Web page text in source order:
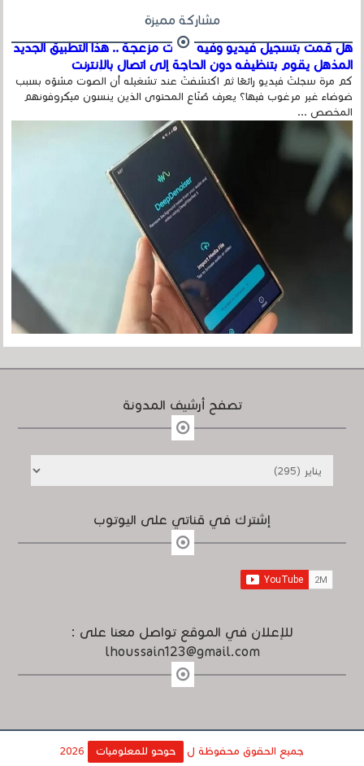
مشاركة مميزة
هل قمت بتسجيل فيديو وفيه أصوت مزعجة .. هذا التطبيق الجديد
المذهل يقوم بتنظيفه دون الحاجة إلى اتصال بالإنترنت
كم مرة سجلتَ فيديو رائعًا ثم اكتشفتَ عند تشغيله أن الصوت مشوّه بسبب
ضوضاء غير مرغوب فيها؟ يعرف صُنّاع المحتوى الذين ينسون ميكروفونهم
المخصص ...
تصفح أرشيف المدونة
إشترك في قناتي على اليوتوب
للإعلان في الموقع تواصل معنا على :
lhoussain123@gmail.com
جميع الحقوق محفوظة ل حوحو للمعلوميات